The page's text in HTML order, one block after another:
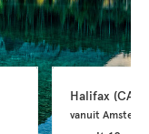
Halifax (CA)
vanuit